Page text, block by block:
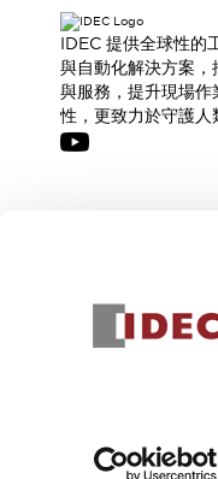
IDEC 提供全球性的
與自動化解決方案，
與服務，提升現場作
性，更致力於守護人